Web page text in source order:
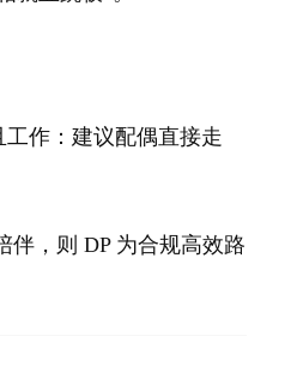
作：建议配偶直接走
伴，则 DP 为合规高效路